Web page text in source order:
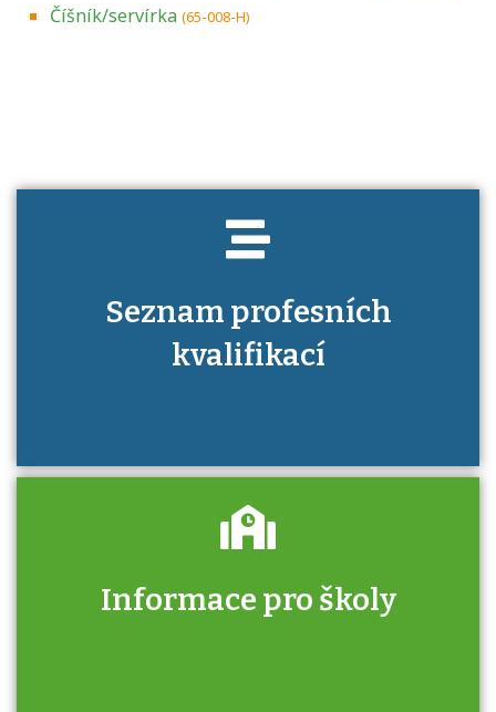
Číšník/servírka (65-008-H)
Seznam profesních
kvalifikací
Projděte si seznam profesních kvalifikací.
Informace pro školy
Zjistěte, jak se přihlásit ke zkoušce a kde